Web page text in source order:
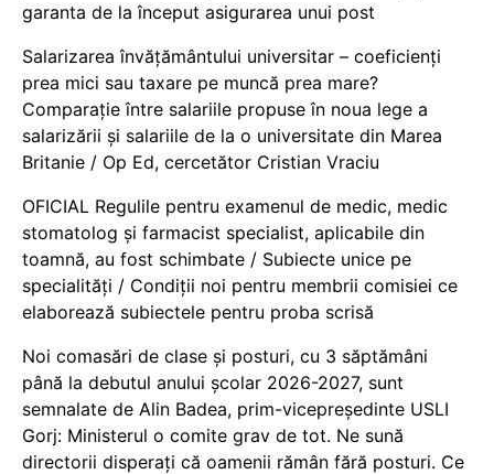
garanta de la început asigurarea unui post
Salarizarea învățământului universitar – coeficienți
prea mici sau taxare pe muncă prea mare?
Comparație între salariile propuse în noua lege a
salarizării și salariile de la o universitate din Marea
Britanie / Op Ed, cercetător Cristian Vraciu
OFICIAL Regulile pentru examenul de medic, medic
stomatolog și farmacist specialist, aplicabile din
toamnă, au fost schimbate / Subiecte unice pe
specialități / Condiții noi pentru membrii comisiei ce
elaborează subiectele pentru proba scrisă
Noi comasări de clase și posturi, cu 3 săptămâni
până la debutul anului școlar 2026-2027, sunt
semnalate de Alin Badea, prim-vicepreședinte USLI
Gorj: Ministerul o comite grav de tot. Ne sună
directorii disperați că oamenii rămân fără posturi. Ce